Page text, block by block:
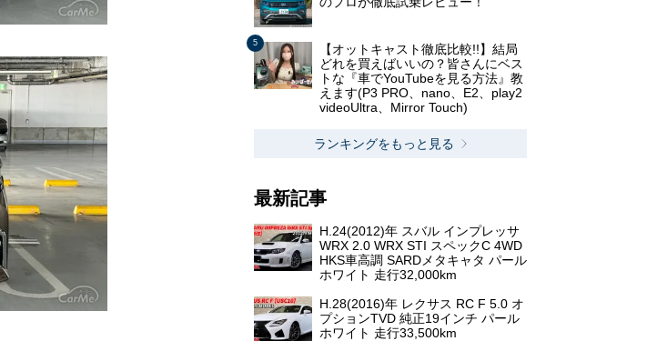
【オットキャスト徹底比較!!】結局
どれを買えばいいの？皆さんにベス
トな『車でYouTubeを見る方法』教
えます(P3 PRO、nano、E2、play2
videoUltra、Mirror Touch)
ランキングをもっと見る
最新記事
H.24(2012)年 スバル インプレッサ
WRX 2.0 WRX STI スペックC 4WD
HKS車高調 SARDメタキャタ パール
ホワイト 走行32,000km
H.28(2016)年 レクサス RC F 5.0 オ
プションTVD 純正19インチ パール
ホワイト 走行33,500km